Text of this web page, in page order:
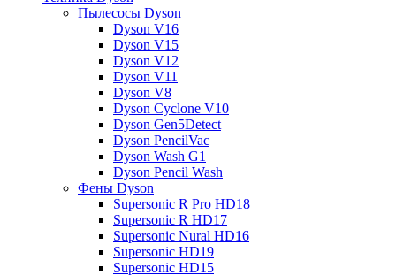
Пылесосы Dyson
Dyson V16
Dyson V15
Dyson V12
Dyson V11
Dyson V8
Dyson Cyclone V10
Dyson Gen5Detect
Dyson PencilVac
Dyson Wash G1
Dyson Pencil Wash
Фены Dyson
Supersonic R Pro HD18
Supersonic R HD17
Supersonic Nural HD16
Supersonic HD19
Supersonic HD15